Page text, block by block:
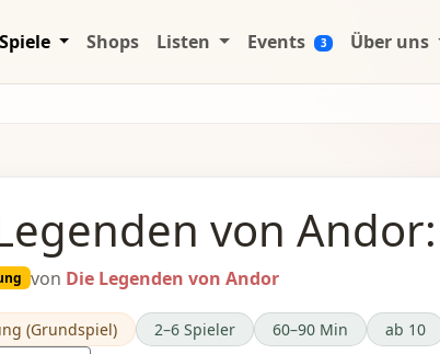
Spiele Shops Listen Events 3 Über uns
von
von Die Legenden von Andor
(Grundspiel) 2–6 Spieler 60–90 Min
ab 10